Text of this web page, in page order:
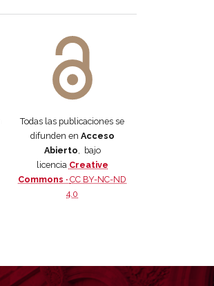
Todas las publicaciones se
difunden en Acceso
Abierto , bajo
licencia Creative
Commons ·CC BY-NC-ND
4.0